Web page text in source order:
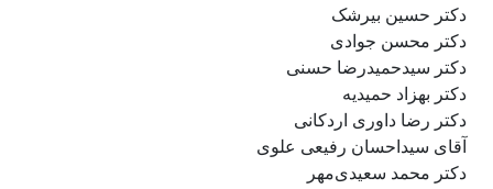
دکتر حسین بیرشک
دکتر محسن جوادی
دکتر سیدحمیدرضا حسنی
دکتر بهزاد حمیدیه
دکتر رضا داوری اردکانی
آقای سیداحسان رفیعی علوی
دکتر محمد سعیدی‌مهر